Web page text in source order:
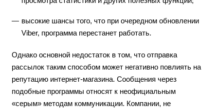
высокие шансы того, что при очередном обновлении
Viber, программа перестанет работать.
Однако основной недостаток в том, что отправка
рассылок таким способом может негативно повлиять на
репутацию интернет-магазина. Сообщения через
подобные программы относят к неофициальным
«серым» методам коммуникации. Компании, не